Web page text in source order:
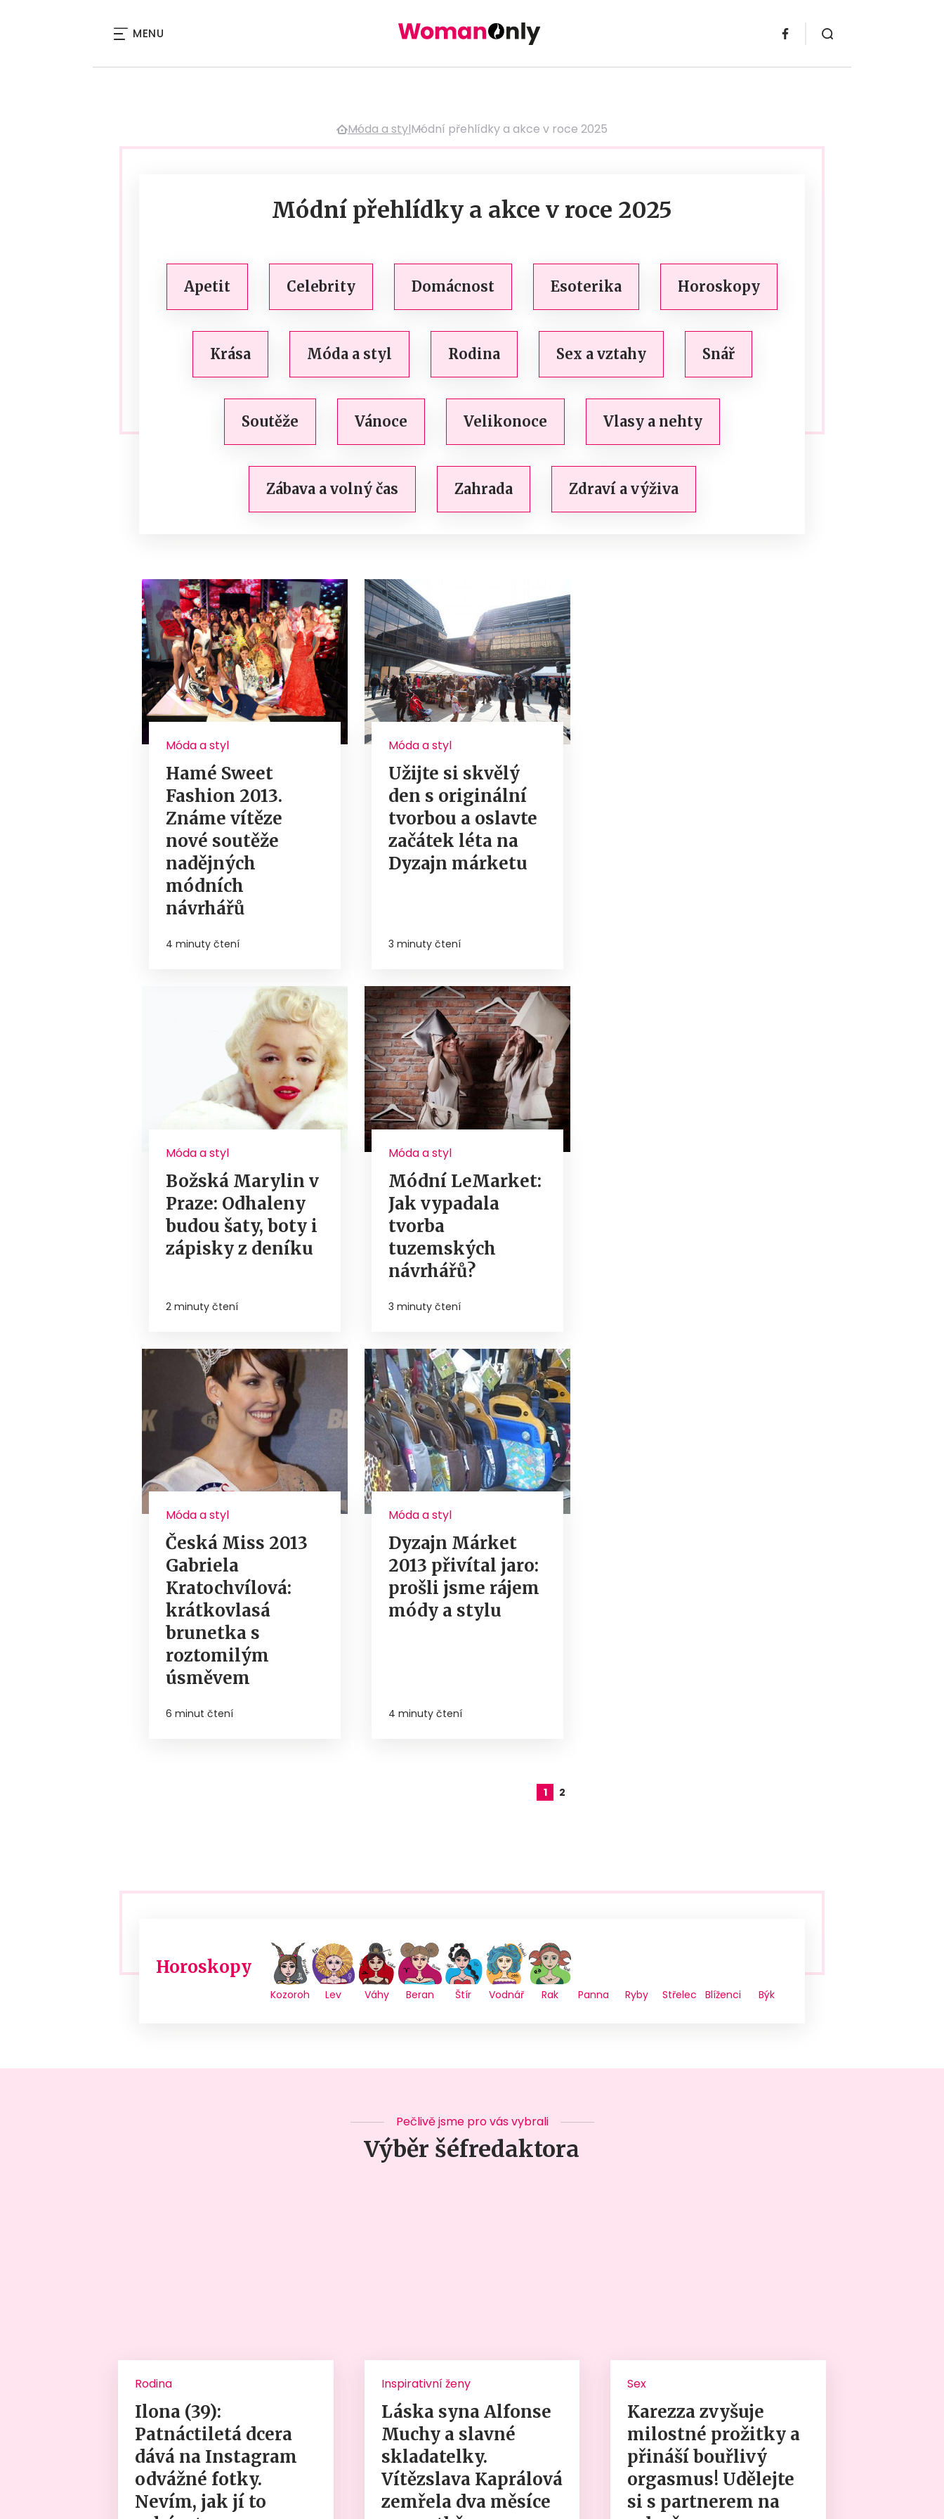
MENU
Móda a stylMódní přehlídky a akce v roce 2025
Módní přehlídky a akce v roce 2025
Apetit Celebrity Domácnost Esoterika Horoskopy
Krása Móda a styl Rodina Sex a vztahy Snář
Soutěže Vánoce Velikonoce Vlasy a nehty
Zábava a volný čas Zahrada Zdraví a výživa
Móda a styl
Hamé Sweet
Fashion 2013.
Známe vítěze
nové soutěže
nadějných
módních
návrhářů
4 minuty čtení
Móda a styl
Užijte si skvělý
den s originální
tvorbou a oslavte
začátek léta na
Dyzajn márketu
3 minuty čtení
Móda a styl
Božská Marylin v
Praze: Odhaleny
budou šaty, boty i
zápisky z deníku
2 minuty čtení
Móda a styl
Módní LeMarket:
Jak vypadala
tvorba
tuzemských
návrhářů?
3 minuty čtení
Móda a styl
Česká Miss 2013
Gabriela
Kratochvílová:
krátkovlasá
brunetka s
roztomilým
úsměvem
6 minut čtení
Móda a styl
Dyzajn Márket
2013 přivítal jaro:
prošli jsme rájem
módy a stylu
4 minuty čtení
1 2
Horoskopy
Kozoroh Lev Váhy Beran Štír Vodnář Rak Panna Ryby Střelec Blíženci Býk
Pečlivě jsme pro vás vybrali
Výběr šéfredaktora
Rodina
Ilona (39):
Patnáctiletá dcera
dává na Instagram
odvážné fotky.
Nevím, jak jí to
Inspirativní ženy
Láska syna Alfonse
Muchy a slavné
skladatelky.
Vítězslava Kaprálová
zemřela dva měsíce
Sex
Karezza zvyšuje
milostné prožitky a
přináší bouřlivý
orgasmus! Udělejte
si s partnerem na